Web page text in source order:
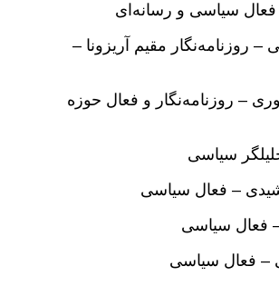
فعال سیاسی و رسانه‌ای
– روزنامه‌نگار مقیم آریزونا –
– روزنامه‌نگار ‌‌و فعال حوزه
سیاسی
– فعال سیاسی
فعال سیاسی
– فعال سیاسی